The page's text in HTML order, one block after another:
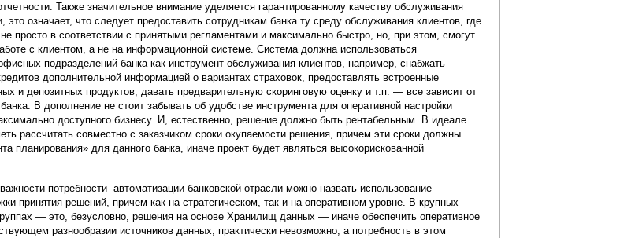
Также значительное внимание уделяется гарантированному качеству обслуживания
это означает, что следует предоставить сотрудникам банка ту среду обслуживания клиентов, где
просто в соответствии с принятыми регламентами и максимально быстро, но, при этом, смогут
с клиентом, а не на информационной системе. Система должна использоваться
подразделений банка как инструмент обслуживания клиентов, например, снабжать
дополнительной информацией о вариантах страховок, предоставлять встроенные
и депозитных продуктов, давать предварительную скоринговую оценку и т.п. — все зависит от
банка. В дополнение не стоит забывать об удобстве инструмента для оперативной настройки
доступного бизнесу. И, естественно, решение должно быть рентабельным. В идеале
рассчитать совместно с заказчиком сроки окупаемости решения, причем эти сроки должны
планирования» для данного банка, иначе проект будет являться высокорискованной
потребности автоматизации банковской отрасли можно назвать использование
принятия решений, причем как на стратегическом, так и на оперативном уровне. В крупных
— это, безусловно, решения на основе Хранилищ данных — иначе обеспечить оперативное
разнообразии источников данных, практически невозможно, а потребность в этом